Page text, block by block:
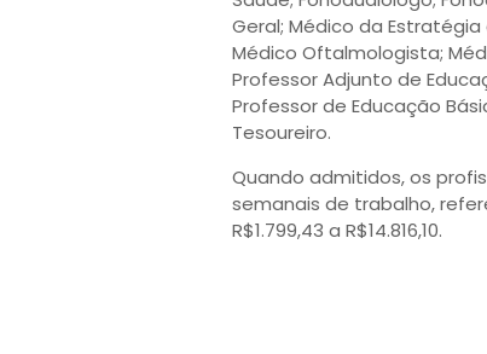
Geral; Médico da
Médico Oftalmologista;
Professor Adjunto de
Professor de Educação
Tesoureiro.
Quando admitidos, os
semanais de trabalho,
R$1.799,43 a R$14.816,10.